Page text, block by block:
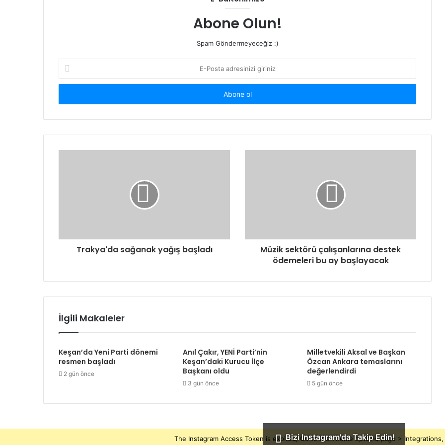
Abone Olun!
Spam Göndermeyeceğiz :)
Posta
adresinizi
Trakya'da sağanak yağış başladı
Müzik sektörü çalışanlarına destek
ödemeleri bu ay başlayacak
İlgili Makaleler
Keşan’da Yeni Parti dönemi
resmen başladı
2 gün önce
Anıl Çakır, YENİ Parti’nin
Keşan’daki Kurucu İlçe
Başkanı oldu
3 gün önce
Milletvekili Aksal ve Başkan
Özcan Ankara temaslarını
değerlendirdi
5 gün önce
Bizi Instagram'da Takip Edin!
The Instagram Access Token is expired, Go to the Theme options page >